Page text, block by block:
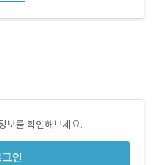
보를 확인해보세요.
인